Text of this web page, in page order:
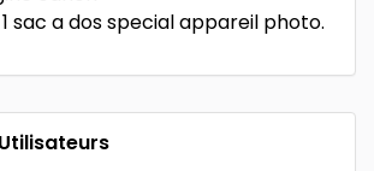
sac a dos special appareil photo.